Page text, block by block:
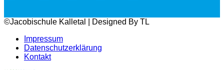
©Jacobischule Kalletal | Designed By TL
Impressum
Datenschutzerklärung
Kontakt